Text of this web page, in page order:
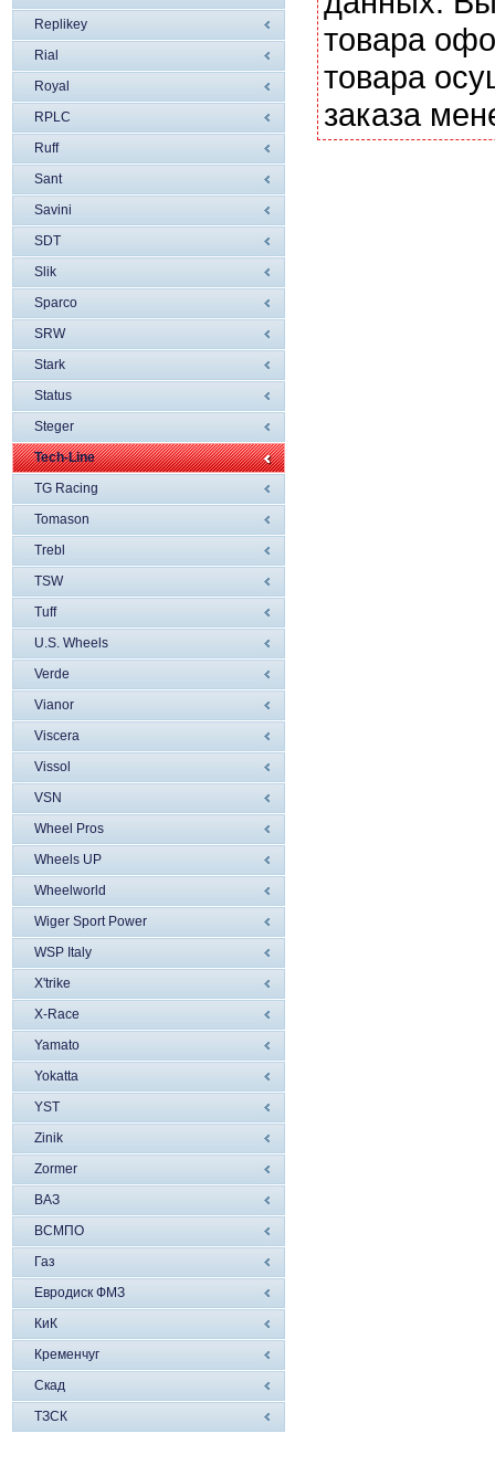
Replikey
Rial
Royal
RPLC
Ruff
Sant
Savini
SDT
Slik
Sparco
SRW
Stark
Status
Steger
Tech-Line
TG Racing
Tomason
Trebl
TSW
Tuff
U.S. Wheels
Verde
Vianor
Viscera
Vissol
VSN
Wheel Pros
Wheels UP
Wheelworld
Wiger Sport Power
WSP Italy
X'trike
X-Race
Yamato
Yokatta
YST
Zinik
Zormer
ВАЗ
ВСМПО
Газ
Евродиск ФМЗ
КиК
Кременчуг
Скад
ТЗСК
товара
товара
заказа